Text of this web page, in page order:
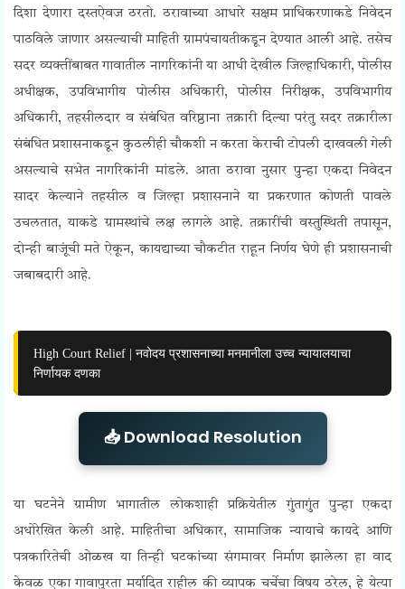
दिशा देणारा दस्तऐवज ठरतो. ठरावाच्या आधारे सक्षम प्राधिकरणाकडे निवेदन
पाठविले जाणार असल्याची माहिती ग्रामपंचायतीकडून देण्यात आली आहे. तसेच
सदर व्यक्तींबाबत गावातील नागरिकांनी या आधी देखील जिल्हाधिकारी, पोलीस
अधीक्षक, उपविभागीय पोलीस अधिकारी, पोलीस निरीक्षक, उपविभागीय
अधिकारी, तहसीलदार व संबंधित वरिष्ठाना तक्रारी दिल्या परंतु सदर तक्रारीला
संबंधित प्रशासनाकडून कुठलीही चौकशी न करता केराची टोपली दाखवली गेली
असल्याचे सभेत नागरिकांनी मांडले. आता ठरावा नुसार पुन्हा एकदा निवेदन
सादर केल्याने तहसील व जिल्हा प्रशासनाने या प्रकरणात कोणती पावले
उचलतात, याकडे ग्रामस्थांचे लक्ष लागले आहे. तक्रारींची वस्तुस्थिती तपासून,
दोन्ही बाजूंची मते ऐकून, कायद्याच्या चौकटीत राहून निर्णय घेणे ही प्रशासनाची
जबाबदारी आहे.
High Court Relief | नवोदय प्रशासनाच्या मनमानीला उच्च न्यायालयाचा
निर्णायक दणका
📥 Download Resolution
या घटनेने ग्रामीण भागातील लोकशाही प्रक्रियेतील गुंतागुंत पुन्हा एकदा
अधोरेखित केली आहे. माहितीचा अधिकार, सामाजिक न्यायाचे कायदे आणि
पत्रकारितेची ओळख या तिन्ही घटकांच्या संगमावर निर्माण झालेला हा वाद
केवळ एका गावापुरता मर्यादित राहील की व्यापक चर्चेचा विषय ठरेल, हे येत्या